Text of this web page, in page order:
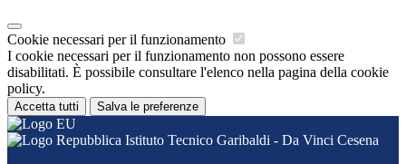
Cookie necessari per il funzionamento
I cookie necessari per il funzionamento non possono essere
disabilitati. È possibile consultare l'elenco nella pagina della cookie
policy.
Accetta tutti Salva le preferenze
Istituto Tecnico Garibaldi - Da Vinci Cesena